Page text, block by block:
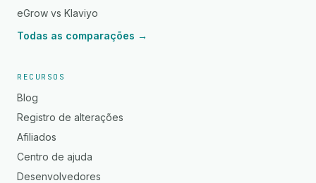
eGrow vs Klaviyo
Todas as comparações →
RECURSOS
Blog
Registro de alterações
Afiliados
Centro de ajuda
Desenvolvedores